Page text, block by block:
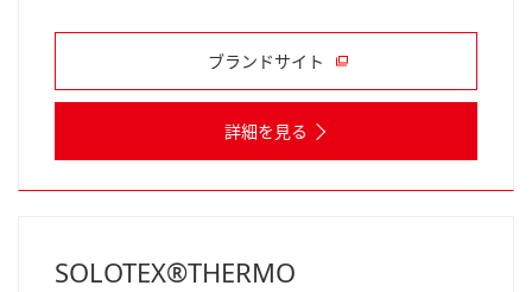
ブランドサイト
詳細を見る
SOLOTEX®THERMO